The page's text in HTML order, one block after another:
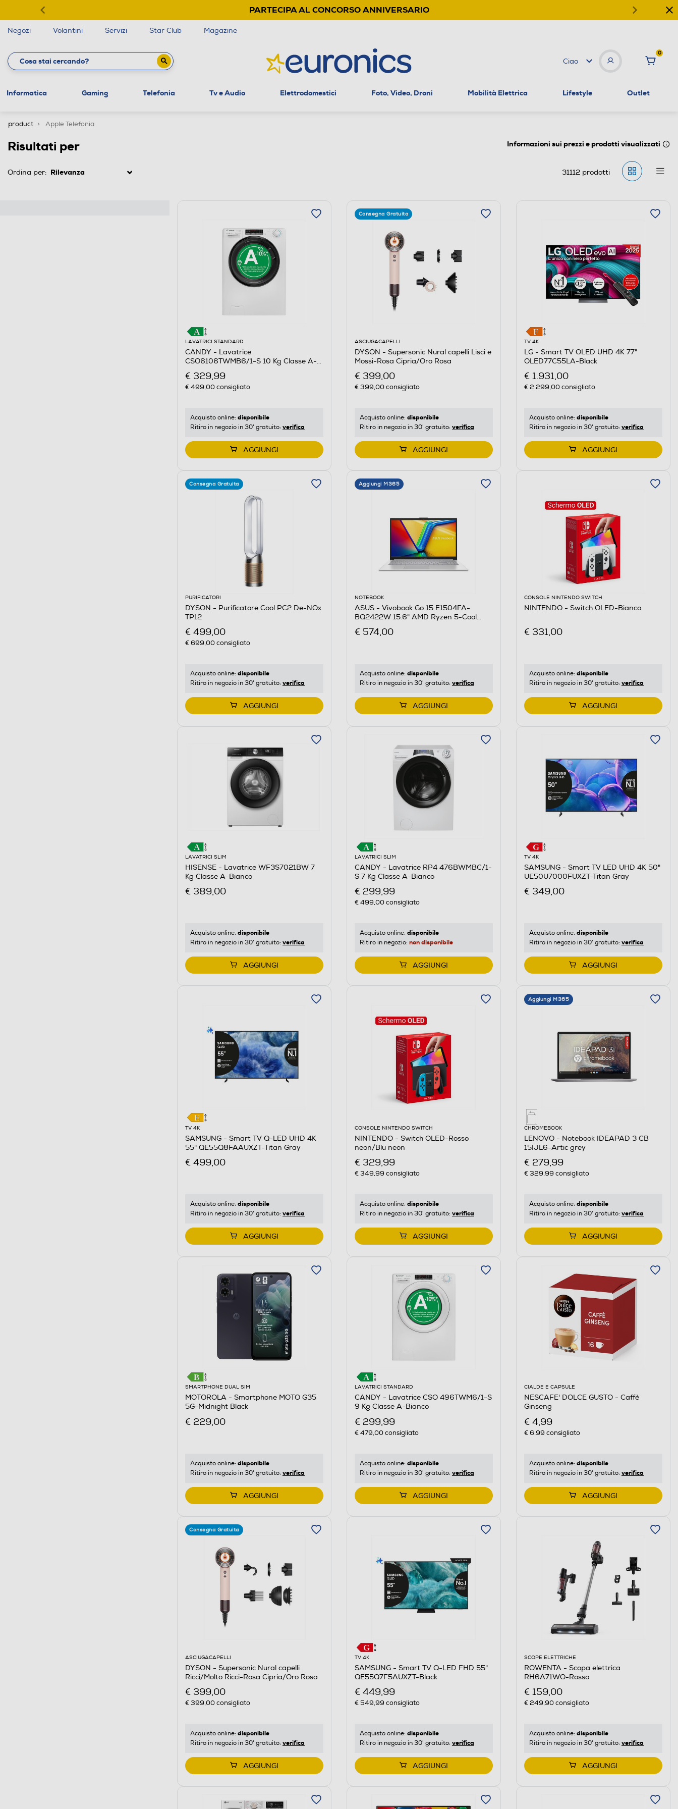
PARTECIPA AL CONCORSO ANNIVERSARIO
Negozi Volantini Servizi Star Club Magazine
Ciao
0
Informatica Gaming Telefonia Tv e Audio Elettrodomestici Foto, Video, Droni Mobilità Elettrica Lifestyle Outlet
product Apple Telefonia
Risultati per Informazioni sui prezzi e prodotti visualizzati
Ordina per: 31112prodotti
LAVATRICI STANDARD
CANDY - Lavatrice
CSO6106TWMB6/1-S 10 Kg Classe A-
€ 329,99
€ 499,00consigliato
Acquisto online: disponibile
Ritiro in negozio in 30' gratuito: verifica
AGGIUNGI
Consegna Gratuita
ASCIUGACAPELLI
DYSON - Supersonic Nural capelli Lisci e
Mossi-Rosa Cipria/Oro Rosa
€ 399,00
€ 399,00consigliato
Acquisto online: disponibile
Ritiro in negozio in 30' gratuito: verifica
AGGIUNGI
TV 4K
LG - Smart TV OLED UHD 4K 77"
OLED77C55LA-Black
€ 1.931,00
€ 2.299,00consigliato
Acquisto online: disponibile
Ritiro in negozio in 30' gratuito: verifica
AGGIUNGI
Consegna Gratuita
PURIFICATORI
DYSON - Purificatore Cool PC2 De-NOx
TP12
€ 499,00
€ 699,00consigliato
Acquisto online: disponibile
Ritiro in negozio in 30' gratuito: verifica
AGGIUNGI
Aggiungi M365
NOTEBOOK
ASUS - Vivobook Go 15 E1504FA-
BQ2422W 15.6" AMD Ryzen 5-Cool
€ 574,00
Acquisto online: disponibile
Ritiro in negozio in 30' gratuito: verifica
AGGIUNGI
CONSOLE NINTENDO SWITCH
NINTENDO - Switch OLED-Bianco
€ 331,00
Acquisto online: disponibile
Ritiro in negozio in 30' gratuito: verifica
AGGIUNGI
LAVATRICI SLIM
HISENSE - Lavatrice WF3S7021BW 7
Kg Classe A-Bianco
€ 389,00
Acquisto online: disponibile
Ritiro in negozio in 30' gratuito: verifica
AGGIUNGI
LAVATRICI SLIM
CANDY - Lavatrice RP4 476BWMBC/1-
S 7 Kg Classe A-Bianco
€ 299,99
€ 499,00consigliato
Acquisto online: disponibile
Ritiro in negozio: non disponibile
AGGIUNGI
TV 4K
SAMSUNG - Smart TV LED UHD 4K 50"
UE50U7000FUXZT-Titan Gray
€ 349,00
Acquisto online: disponibile
Ritiro in negozio in 30' gratuito: verifica
AGGIUNGI
TV 4K
SAMSUNG - Smart TV Q-LED UHD 4K
55" QE55Q8FAAUXZT-Titan Gray
€ 499,00
Acquisto online: disponibile
Ritiro in negozio in 30' gratuito: verifica
AGGIUNGI
CONSOLE NINTENDO SWITCH
NINTENDO - Switch OLED-Rosso
neon/Blu neon
€ 329,99
€ 349,99 consigliato
Acquisto online: disponibile
Ritiro in negozio in 30' gratuito: verifica
AGGIUNGI
Aggiungi M365
CHROMEBOOK
LENOVO - Notebook IDEAPAD 3 CB
15IJL6-Artic grey
€ 279,99
€ 329,99 consigliato
Acquisto online: disponibile
Ritiro in negozio in 30' gratuito: verifica
AGGIUNGI
SMARTPHONE DUAL SIM
MOTOROLA - Smartphone MOTO G35
5G-Midnight Black
€ 229,00
Acquisto online: disponibile
Ritiro in negozio in 30' gratuito: verifica
AGGIUNGI
LAVATRICI STANDARD
CANDY - Lavatrice CSO 496TWM6/1-S
9 Kg Classe A-Bianco
€ 299,99
€ 479,00consigliato
Acquisto online: disponibile
Ritiro in negozio in 30' gratuito: verifica
AGGIUNGI
CIALDE E CAPSULE
NESCAFE' DOLCE GUSTO - Caffè
Ginseng
€ 4,99
€ 6,99 consigliato
Acquisto online: disponibile
Ritiro in negozio in 30' gratuito: verifica
AGGIUNGI
Consegna Gratuita
ASCIUGACAPELLI
DYSON - Supersonic Nural capelli
Ricci/Molto Ricci-Rosa Cipria/Oro Rosa
€ 399,00
€ 399,00consigliato
Acquisto online: disponibile
Ritiro in negozio in 30' gratuito: verifica
AGGIUNGI
TV 4K
SAMSUNG - Smart TV Q-LED FHD 55"
QE55Q7F5AUXZT-Black
€ 449,99
€ 549,99 consigliato
Acquisto online: disponibile
Ritiro in negozio in 30' gratuito: verifica
AGGIUNGI
SCOPE ELETTRICHE
ROWENTA - Scopa elettrica
RH6A71WO-Rosso
€ 159,00
€ 249,90consigliato
Acquisto online: disponibile
Ritiro in negozio in 30' gratuito: verifica
AGGIUNGI